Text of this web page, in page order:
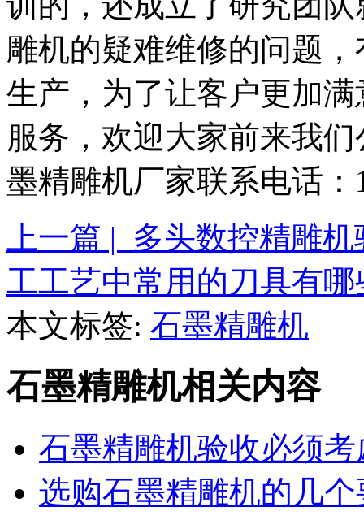
雕机的疑难维修的问题
生产，为了让客户更加
服务，欢迎大家前来我
墨精雕机厂家联系电话：
上一篇 | 多头数控精雕
工工艺中常用的刀具有哪
本文标签: 石墨精雕机
石墨精雕机相关内容
石墨精雕机验收必须
选购石墨精雕机的几个